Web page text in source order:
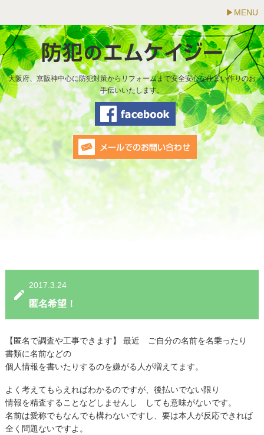
MENU
大阪府、京阪神中心に防犯対策からリフォームまで安全安心な住まい作りのお
手伝いいたします。
2017.3.24
匿名希望！
【匿名で調査や工事できます】 最近 ご自分の名前を名乗ったり
書類に名前などの
個人情報を書いたりするのを嫌がる人が増えてます。
よく考えてもらえればわかるのですが、後払いでない限り
情報を精査することなどしませんし しても意味がないです。
名前は愛称でもなんでも構わないですし、要は本人が反応できれば
全く問題ないですよ。